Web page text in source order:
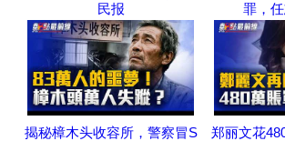
民报
罪，
揭秘樟木头收容所，警察冒S
郑丽文花